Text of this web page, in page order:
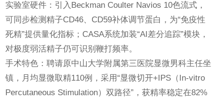
实验室硬件：引入Beckman Coulter Navios 10色流式，
可同步检测精子CD46、CD59补体调节蛋白，为“免疫性
死精”提供量化指标；CASA系统加装“AI差分追踪”模块，
对极度弱活精子仍可识别鞭打频率。
手术特色：聘请原中山大学附属第三医院显微男科主任坐
镇，月均显微取精110例，采用“显微切开+IPS（In-vitro
Percutaneous Stimulation）双路径”，获精率稳定在82%